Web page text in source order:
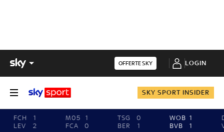
OFFERTE SKY LOGIN
SKY SPORT INSIDER
FCH
1
LEV
2
M05
1
FCA
0
TSG
0
BER
1
WOB 1
BVB
1